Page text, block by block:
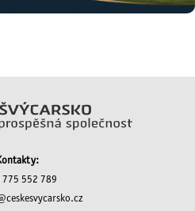
775 552 789